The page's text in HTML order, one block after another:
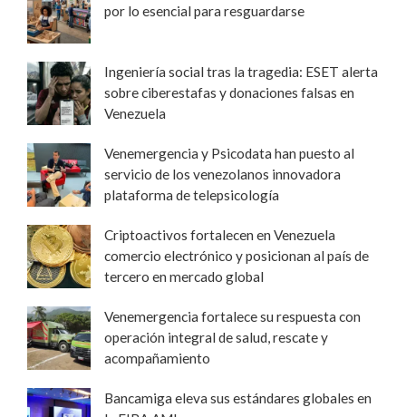
por lo esencial para resguardarse
Ingeniería social tras la tragedia: ESET alerta
sobre ciberestafas y donaciones falsas en
Venezuela
Venemergencia y Psicodata han puesto al
servicio de los venezolanos innovadora
plataforma de telepsicología
Criptoactivos fortalecen en Venezuela
comercio electrónico y posicionan al país de
tercero en mercado global
Venemergencia fortalece su respuesta con
operación integral de salud, rescate y
acompañamiento
Bancamiga eleva sus estándares globales en